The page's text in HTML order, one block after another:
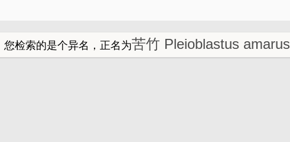
您检索的是个异名，正名为苦竹 Pleioblastus amarus